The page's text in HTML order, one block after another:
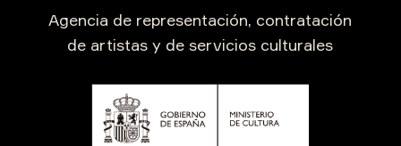
Agencia de representación, contratación
de artistas y de servicios culturales